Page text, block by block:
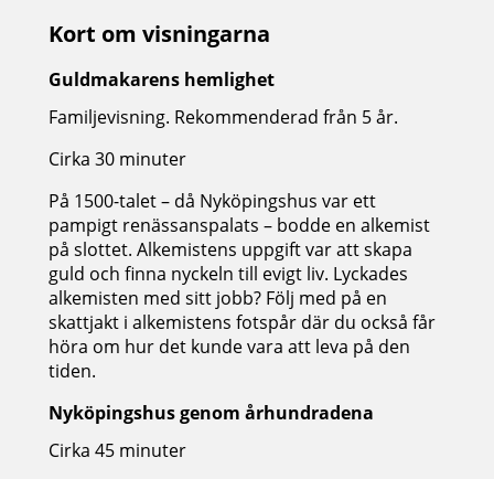
Kort om visningarna
Guldmakarens hemlighet
Familjevisning. Rekommenderad från 5 år.
Cirka 30 minuter
På 1500-talet – då Nyköpingshus var ett
pampigt renässanspalats – bodde en alkemist
på slottet. Alkemistens uppgift var att skapa
guld och finna nyckeln till evigt liv. Lyckades
alkemisten med sitt jobb? Följ med på en
skattjakt i alkemistens fotspår där du också får
höra om hur det kunde vara att leva på den
tiden.
Nyköpingshus genom århundradena
Cirka 45 minuter